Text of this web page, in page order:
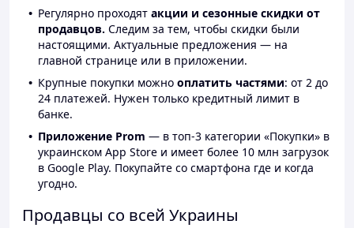
Регулярно проходят акции и сезонные скидки от
продавцов. Следим за тем, чтобы скидки были
настоящими. Актуальные предложения — на
главной странице или в приложении.
Крупные покупки можно оплатить частями: от 2 до
24 платежей. Нужен только кредитный лимит в
банке.
Приложение Prom — в топ-3 категории «Покупки» в
украинском App Store и имеет более 10 млн загрузок
в Google Play. Покупайте со смартфона где и когда
угодно.
Продавцы со всей Украины